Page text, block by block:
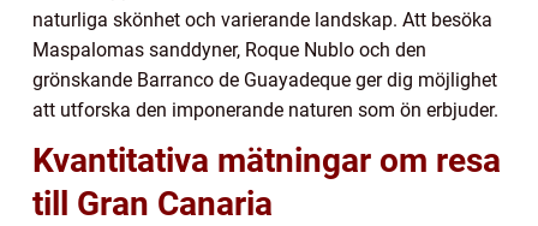
naturliga skönhet och varierande landskap. Att besöka
Maspalomas sanddyner, Roque Nublo och den
grönskande Barranco de Guayadeque ger dig möjlighet
att utforska den imponerande naturen som ön erbjuder.
Kvantitativa mätningar om resa
till Gran Canaria